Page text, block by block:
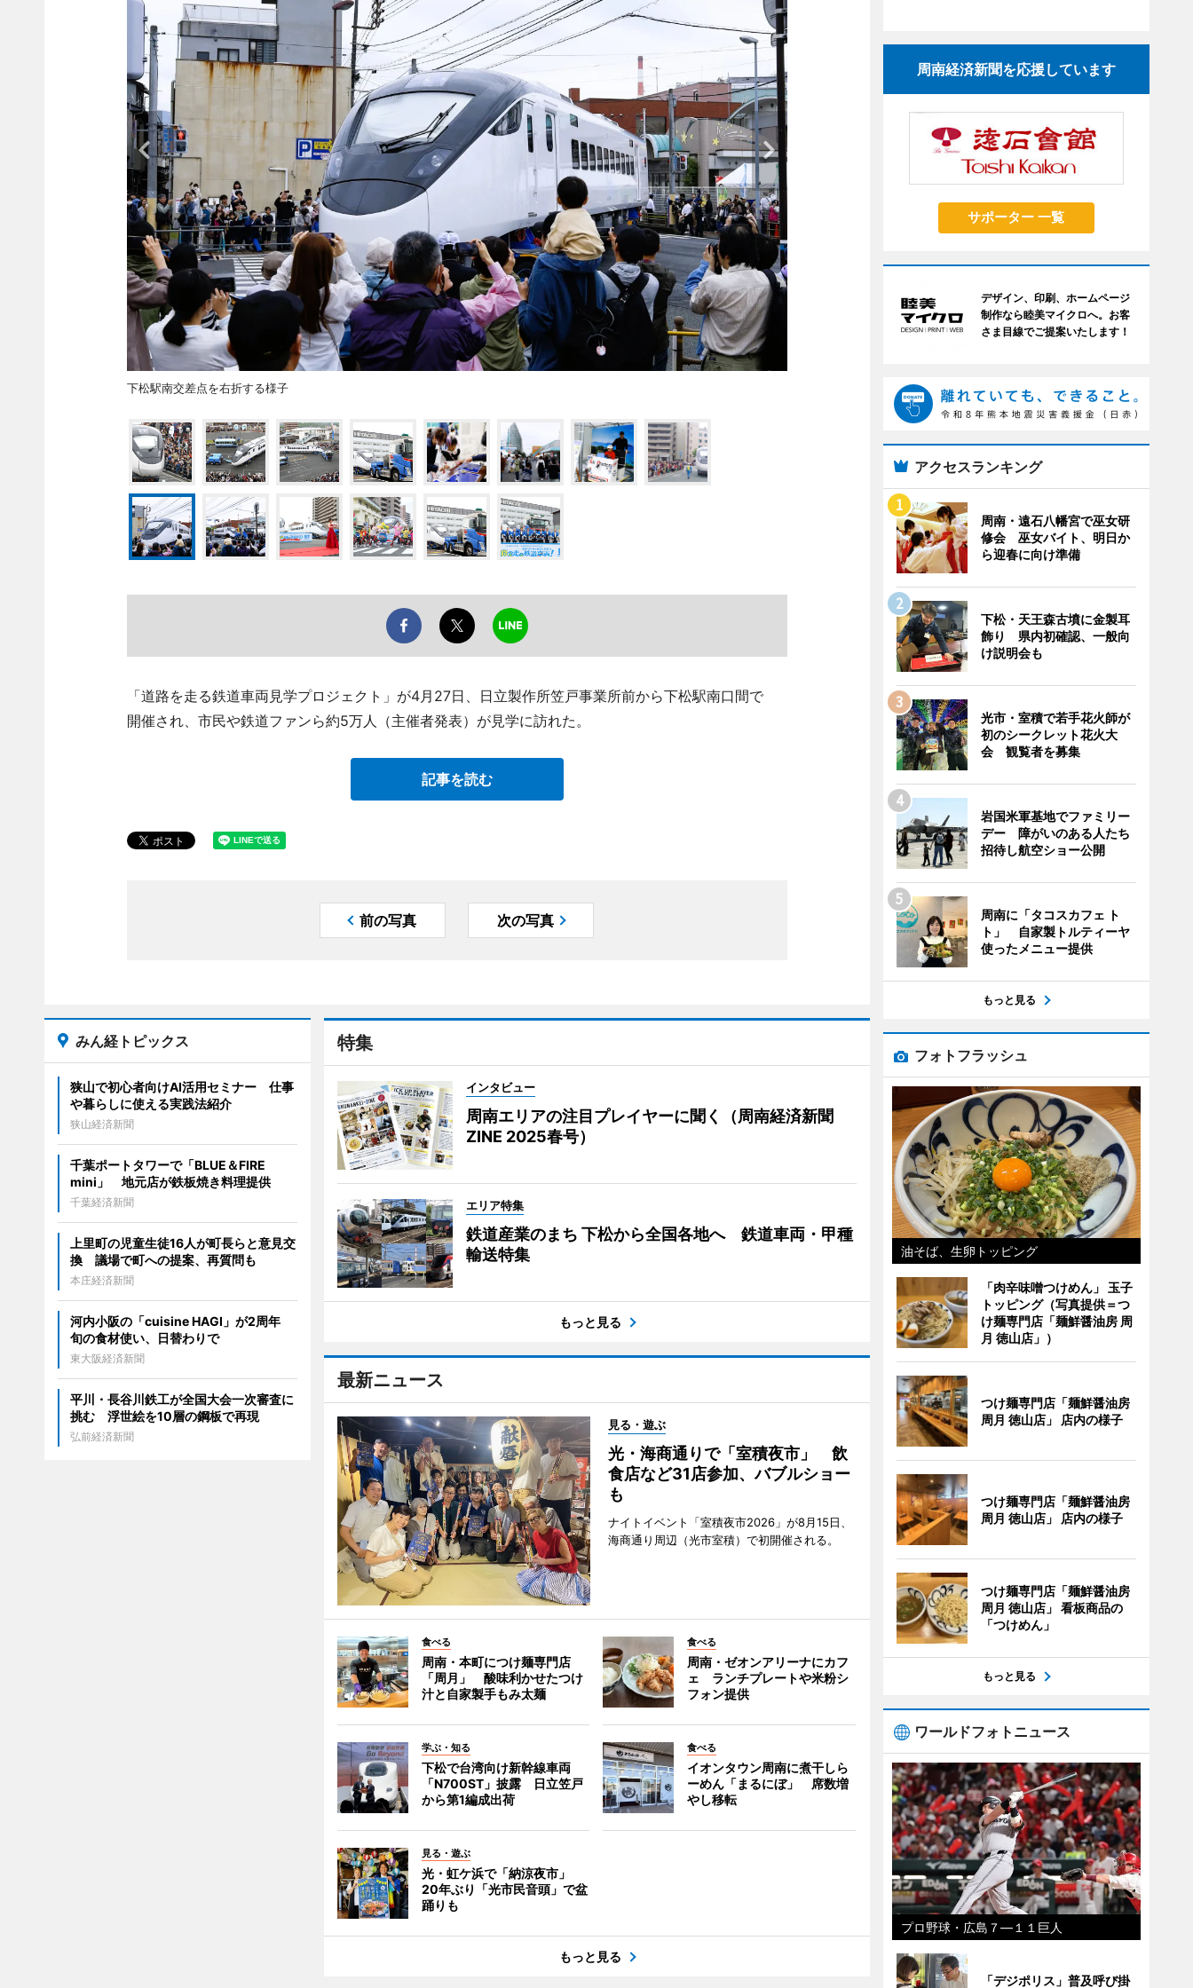
下松駅南交差点を右折する様子
「道路を走る鉄道車両見学プロジェクト」が4月27日、日立製作所笠戸事業所前から下松駅南口間で
開催され、市民や鉄道ファンら約5万人（主催者発表）が見学に訪れた。
記事を読む
前の写真 次の写真
特集
インタビュー
周南エリアの注目プレイヤーに聞く（周南経済新聞
ZINE 2025春号）
エリア特集
鉄道産業のまち 下松から全国各地へ 鉄道車両・甲種
輸送特集
もっと見る
最新ニュース
見る・遊ぶ
光・海商通りで「室積夜市」 飲
食店など31店参加、バブルショー
も
ナイトイベント「室積夜市2026」が8月15日、
海商通り周辺（光市室積）で初開催される。
食べる
周南・本町につけ麺専門店
「周月」 酸味利かせたつけ
汁と自家製手もみ太麺
食べる
周南・ゼオンアリーナにカフ
ェ ランチプレートや米粉シ
フォン提供
学ぶ・知る
下松で台湾向け新幹線車両
「N700ST」披露 日立笠戸
から第1編成出荷
食べる
イオンタウン周南に煮干しら
ーめん「まるにぼ」 席数増
やし移転
見る・遊ぶ
光・虹ケ浜で「納涼夜市」
20年ぶり「光市民音頭」で盆
踊りも
もっと見る
みん経トピックス
狭山で初心者向けAI活用セミナー 仕事
や暮らしに使える実践法紹介
狭山経済新聞
千葉ポートタワーで「BLUE＆FIRE
mini」 地元店が鉄板焼き料理提供
千葉経済新聞
上里町の児童生徒16人が町長らと意見交
換 議場で町への提案、再質問も
本庄経済新聞
河内小阪の「cuisine HAGI」が2周年
旬の食材使い、日替わりで
東大阪経済新聞
平川・長谷川鉄工が全国大会一次審査に
挑む 浮世絵を10層の鋼板で再現
弘前経済新聞
周南経済新聞を応援しています
サポーター 一覧
デザイン、印刷、ホームページ
制作なら睦美マイクロへ。お客
さま目線でご提案いたします！
アクセスランキング
周南・遠石八幡宮で巫女研
修会 巫女バイト、明日か
ら迎春に向け準備
下松・天王森古墳に金製耳
飾り 県内初確認、一般向
け説明会も
光市・室積で若手花火師が
初のシークレット花火大
会 観覧者を募集
岩国米軍基地でファミリー
デー 障がいのある人たち
招待し航空ショー公開
周南に「タコスカフェ ト
ト」 自家製トルティーヤ
使ったメニュー提供
もっと見る
フォトフラッシュ
油そば、生卵トッピング
「肉辛味噌つけめん」 玉子
トッピング（写真提供＝つ
け麺専門店「麺鮮醤油房 周
月 徳山店」）
つけ麺専門店「麺鮮醤油房
周月 徳山店」 店内の様子
つけ麺専門店「麺鮮醤油房
周月 徳山店」 店内の様子
つけ麺専門店「麺鮮醤油房
周月 徳山店」 看板商品の
「つけめん」
もっと見る
ワールドフォトニュース
プロ野球・広島７―１１巨人
「デジポリス」普及呼び掛